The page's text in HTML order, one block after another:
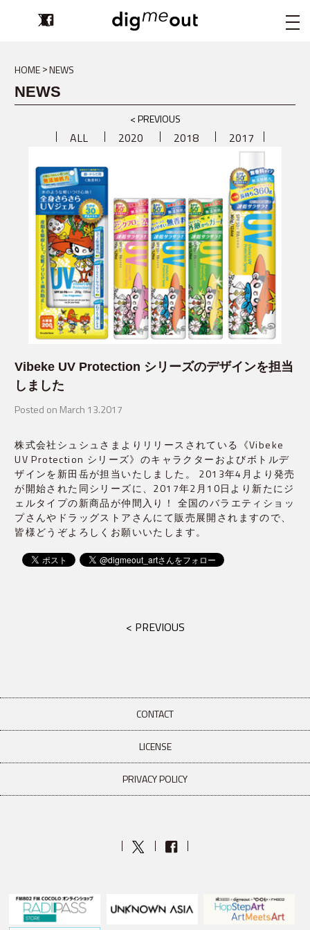
digmeout
HOME NEWS
NEWS
< PREVIOUS
ALL 2020 2018 2017
Vibeke UV Protection シリーズのデザインを担当
しました
Posted on March 13.2017
株式会社シュシュさまよりリリースされている《Vibeke
UV Protection シリーズ》のキャラクターおよびボトルデ
ザインを新田岳が担当いたしました。 2013年4月より発売
が開始された同シリーズに、2017年2月10日より新たにジ
ェルタイプの新商品が仲間入り！ 全国のバラエティショッ
プさんやドラッグストアさんにて販売展開されますので、
皆様どうぞよろしくお願いいたします。
< PREVIOUS
CONTACT
LICENSE
PRIVACY POLICY